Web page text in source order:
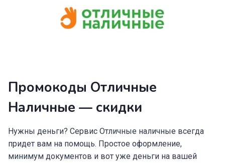
Промокоды Отличные
Наличные — скидки
Нужны деньги? Сервис Отличные наличные всегда
придет вам на помощь. Простое оформление,
минимум документов и вот уже деньги на вашей